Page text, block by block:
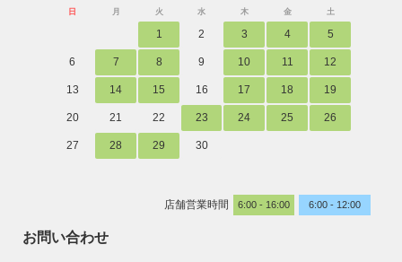
日 月 火 水 木 金 土
1 2 3 4 5
6 7 8 9 10 11 12
13 14 15 16 17 18 19
20 21 22 23 24 25 26
27 28 29 30
店舗営業時間 6:00 - 16:00 6:00 - 12:00
お問い合わせ